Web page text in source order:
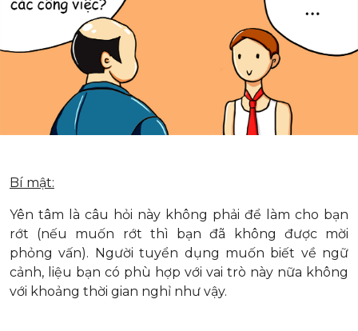
Bí mật:
Yên tâm là câu hỏi này không phải để làm cho bạn
rớt (nếu muốn rớt thì bạn đã không được mời
phỏng vấn). Người tuyển dụng muốn biết về ngữ
cảnh, liệu bạn có phù hợp với vai trò này nữa không
với khoảng thời gian nghỉ như vậy.